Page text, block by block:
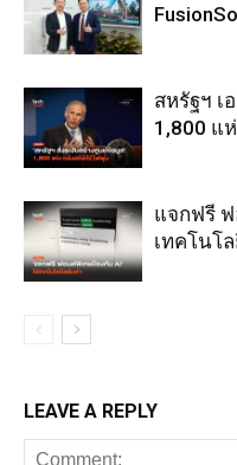
สหรัฐฯ เ
1,800 แ
แจกฟรี
เทคโนโ
LEAVE A REPLY